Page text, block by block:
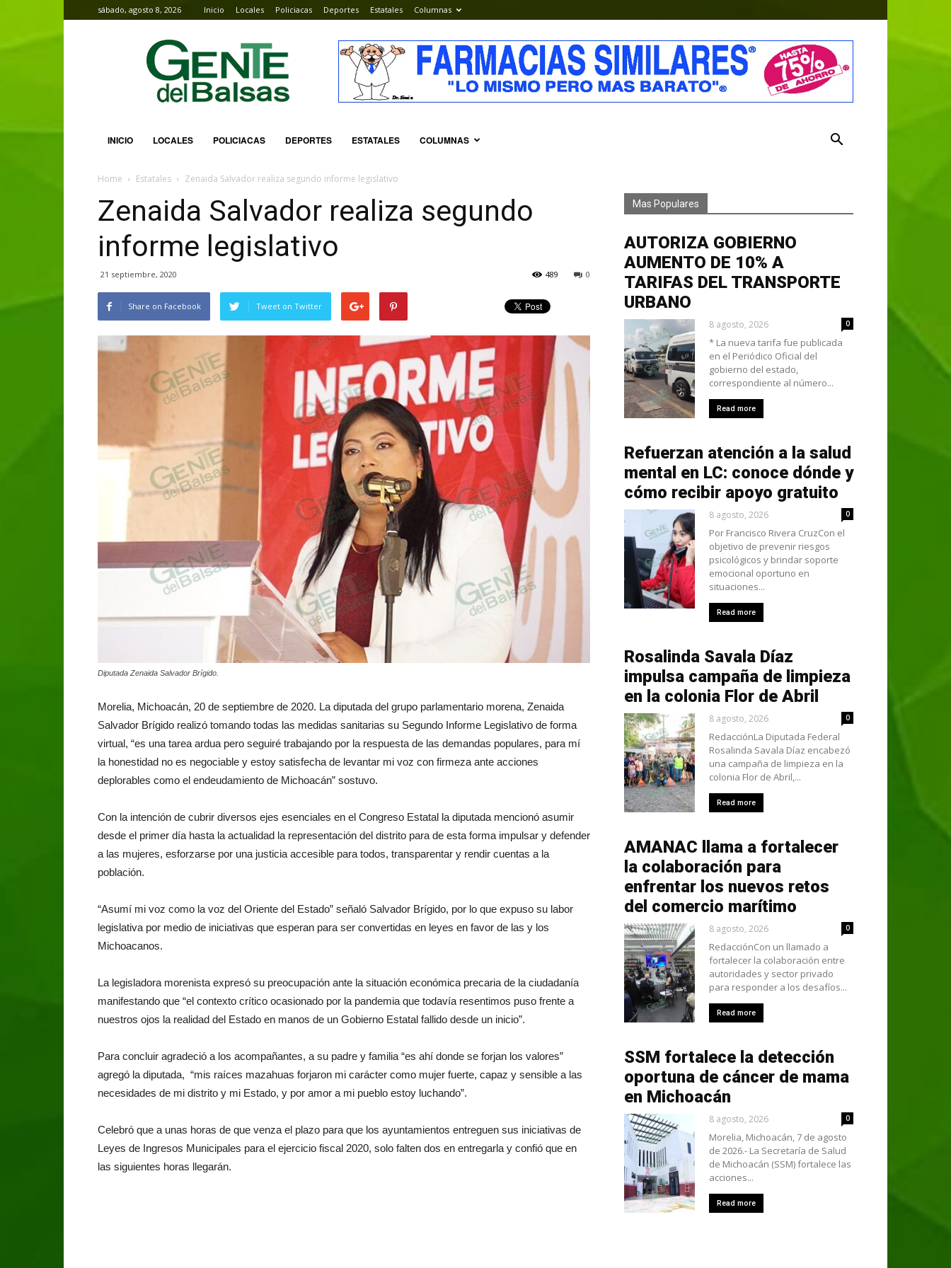
sábado, agosto 8, 2026 Inicio Locales Policiacas Deportes Estatales Columnas
Gente
del
Balsas
INICIO LOCALES POLICIACAS DEPORTES ESTATALES COLUMNAS
Home Estatales Zenaida Salvador realiza segundo informe legislativo
Zenaida Salvador realiza segundo
informe legislativo
21 septiembre, 2020 0
489
Share on Facebook Tweet on Twitter
Diputada Zenaida Salvador Brígido.
Morelia, Michoacán, 20 de septiembre de 2020. La diputada del grupo parlamentario morena, Zenaida
Salvador Brígido realizó tomando todas las medidas sanitarias su Segundo Informe Legislativo de forma
virtual, “es una tarea ardua pero seguiré trabajando por la respuesta de las demandas populares, para mí
la honestidad no es negociable y estoy satisfecha de levantar mi voz con firmeza ante acciones
deplorables como el endeudamiento de Michoacán” sostuvo.
Con la intención de cubrir diversos ejes esenciales en el Congreso Estatal la diputada mencionó asumir
desde el primer día hasta la actualidad la representación del distrito para de esta forma impulsar y defender
a las mujeres, esforzarse por una justicia accesible para todos, transparentar y rendir cuentas a la
población.
“Asumí mi voz como la voz del Oriente del Estado” señaló Salvador Brígido, por lo que expuso su labor
legislativa por medio de iniciativas que esperan para ser convertidas en leyes en favor de las y los
Michoacanos.
La legisladora morenista expresó su preocupación ante la situación económica precaria de la ciudadanía
manifestando que “el contexto crítico ocasionado por la pandemia que todavía resentimos puso frente a
nuestros ojos la realidad del Estado en manos de un Gobierno Estatal fallido desde un inicio”.
Para concluir agradeció a los acompañantes, a su padre y familia “es ahí donde se forjan los valores”
agregó la diputada, “mis raíces mazahuas forjaron mi carácter como mujer fuerte, capaz y sensible a las
necesidades de mi distrito y mi Estado, y por amor a mi pueblo estoy luchando”.
Celebró que a unas horas de que venza el plazo para que los ayuntamientos entreguen sus iniciativas de
Leyes de Ingresos Municipales para el ejercicio fiscal 2020, solo falten dos en entregarla y confió que en
las siguientes horas llegarán.
Mas Populares
AUTORIZA GOBIERNO
AUMENTO DE 10% A
TARIFAS DEL TRANSPORTE
URBANO
8 agosto, 2026 0
* La nueva tarifa fue publicada
en el Periódico Oficial del
gobierno del estado,
correspondiente al número...
Read more
Refuerzan atención a la salud
mental en LC: conoce dónde y
cómo recibir apoyo gratuito
8 agosto, 2026 0
Por Francisco Rivera CruzCon el
objetivo de prevenir riesgos
psicológicos y brindar soporte
emocional oportuno en
situaciones...
Read more
Rosalinda Savala Díaz
impulsa campaña de limpieza
en la colonia Flor de Abril
8 agosto, 2026 0
RedacciónLa Diputada Federal
Rosalinda Savala Díaz encabezó
una campaña de limpieza en la
colonia Flor de Abril,...
Read more
AMANAC llama a fortalecer
la colaboración para
enfrentar los nuevos retos
del comercio marítimo
8 agosto, 2026 0
RedacciónCon un llamado a
fortalecer la colaboración entre
autoridades y sector privado
para responder a los desafíos...
Read more
SSM fortalece la detección
oportuna de cáncer de mama
en Michoacán
8 agosto, 2026 0
Morelia, Michoacán, 7 de agosto
de 2026.- La Secretaría de Salud
de Michoacán (SSM) fortalece las
acciones...
Read more